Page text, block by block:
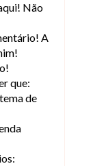
Não
A
que:
de